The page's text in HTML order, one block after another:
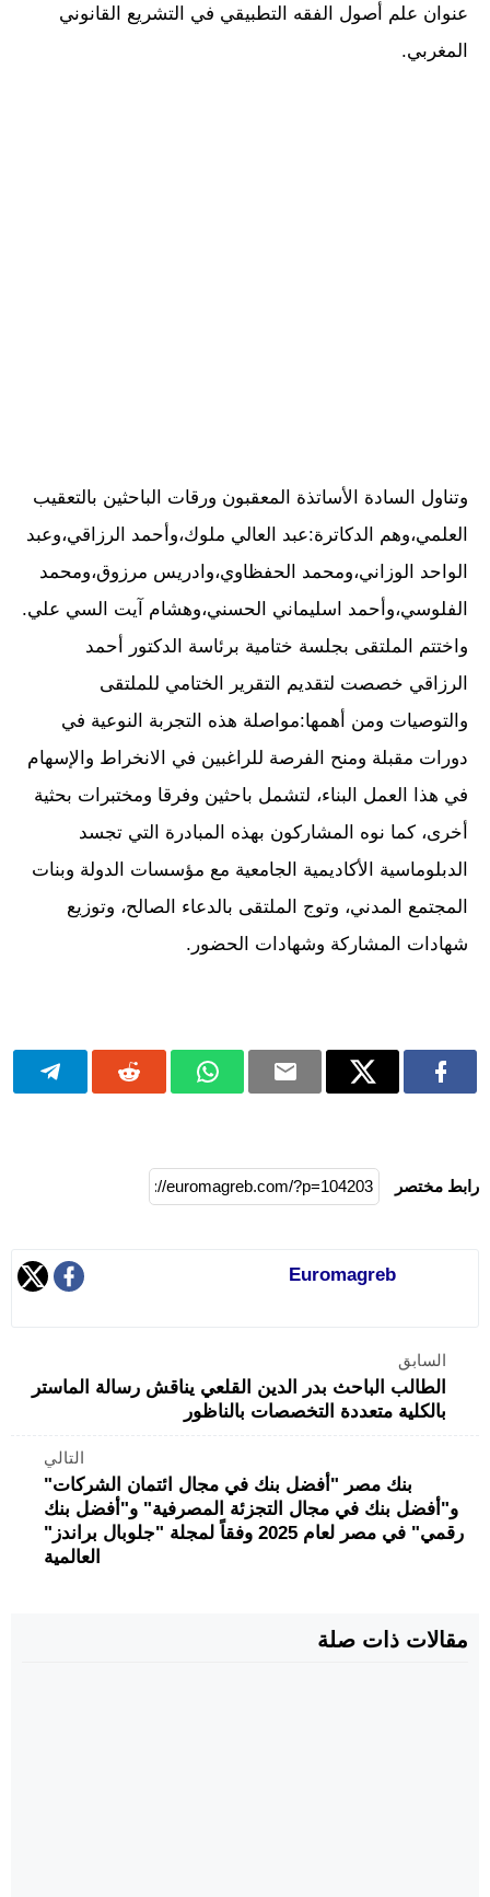
عنوان علم أصول الفقه التطبيقي في التشريع القانوني
المغربي.
وتناول السادة الأساتذة المعقبون ورقات الباحثين بالتعقيب
العلمي،وهم الدكاترة:عبد العالي ملوك،وأحمد الرزاقي،وعبد
الواحد الوزاني،ومحمد الحفظاوي،وادريس مرزوق،ومحمد
الفلوسي،وأحمد اسليماني الحسني،وهشام آيت السي علي.
واختتم الملتقى بجلسة ختامية برئاسة الدكتور أحمد
الرزاقي خصصت لتقديم التقرير الختامي للملتقى
والتوصيات ومن أهمها:مواصلة هذه التجربة النوعية في
دورات مقبلة ومنح الفرصة للراغبين في الانخراط والإسهام
في هذا العمل البناء، لتشمل باحثين وفرقا ومختبرات بحثية
أخرى، كما نوه المشاركون بهذه المبادرة التي تجسد
الدبلوماسية الأكاديمية الجامعية مع مؤسسات الدولة وبنات
المجتمع المدني، وتوج الملتقى بالدعاء الصالح، وتوزيع
شهادات المشاركة وشهادات الحضور.
رابط مختصر
Euromagreb
السابق
الطالب الباحث بدر الدين القلعي يناقش رسالة الماستر
بالكلية متعددة التخصصات بالناظور
التالي
بنك مصر "أفضل بنك في مجال ائتمان الشركات"
و"أفضل بنك في مجال التجزئة المصرفية" و"أفضل بنك
رقمي" في مصر لعام 2025 وفقاً لمجلة "جلوبال براندز"
العالمية
مقالات ذات صلة